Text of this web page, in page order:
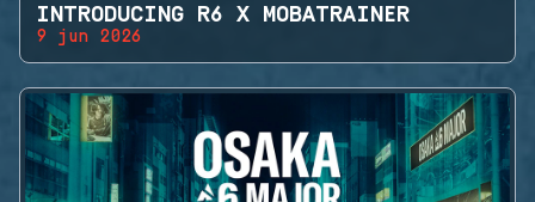
INTRODUCING R6 X MOBATRAINER
9 jun 2026